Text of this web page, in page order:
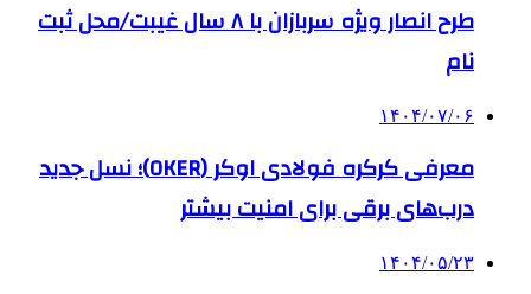
طرح انصار ویژه سربازان با ۸ سال غیبت/محل ثبت
نام
۱۴۰۴/۰۷/۰۶
معرفی کرکره فولادی اوکر (OKER)؛ نسل جدید
درب‌های برقی برای امنیت بیشتر
۱۴۰۴/۰۵/۲۳